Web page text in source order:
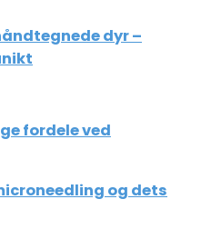
dyr –
fordele ved
og dets